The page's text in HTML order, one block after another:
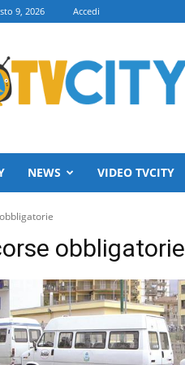
9, 2026 Accedi
NEWS VIDEO TVCITY
obbligatorie